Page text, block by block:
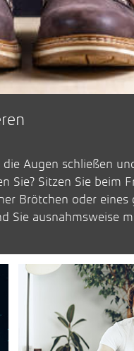
Augen schließen
Sie? Sitzen Sie beim
Brötchen oder eines
Sie ausnahmsweise